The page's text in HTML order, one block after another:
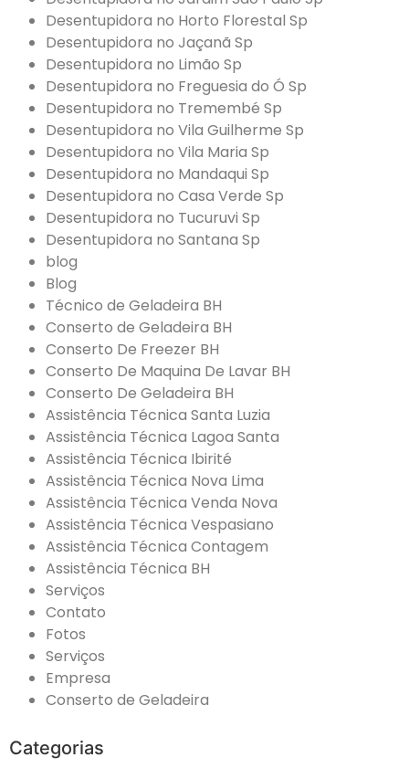
Desentupidora no Horto Florestal Sp
Desentupidora no Jaçanã Sp
Desentupidora no Limão Sp
Desentupidora no Freguesia do Ó Sp
Desentupidora no Tremembé Sp
Desentupidora no Vila Guilherme Sp
Desentupidora no Vila Maria Sp
Desentupidora no Mandaqui Sp
Desentupidora no Casa Verde Sp
Desentupidora no Tucuruvi Sp
Desentupidora no Santana Sp
blog
Blog
Técnico de Geladeira BH
Conserto de Geladeira BH
Conserto De Freezer BH
Conserto De Maquina De Lavar BH
Conserto De Geladeira BH
Assistência Técnica Santa Luzia
Assistência Técnica Lagoa Santa
Assistência Técnica Ibirité
Assistência Técnica Nova Lima
Assistência Técnica Venda Nova
Assistência Técnica Vespasiano
Assistência Técnica Contagem
Assistência Técnica BH
Serviços
Contato
Fotos
Serviços
Empresa
Conserto de Geladeira
Categorias